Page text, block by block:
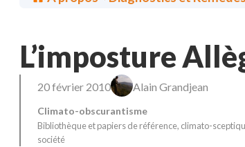
L’imposture
20 février 2010 Alain Grandjean
Climato-obscurantisme
Bibliothèque et papiers de référence, climato-
société